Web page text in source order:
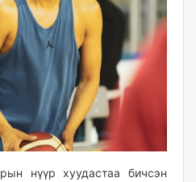
нүүр хуудастаа бичсэн